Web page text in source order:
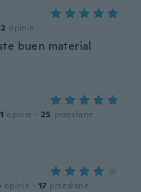
opinie
buen material
opinie · 25 przesłane
opinie · 17 przesłane